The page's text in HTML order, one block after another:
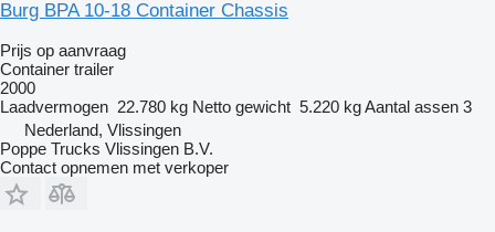
Burg BPA 10-18 Container Chassis
Prijs op aanvraag
Container trailer
2000
Laadvermogen 22.780 kg Netto gewicht 5.220 kgAantal assen 3
Nederland, Vlissingen
Poppe Trucks Vlissingen B.V.
Contact opnemen met verkoper